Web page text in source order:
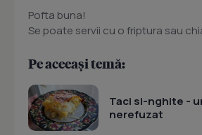
Pofta buna!
Se poate servii cu o friptura sau
Pe aceeași temă:
Taci si-nghite -
nerefuzat